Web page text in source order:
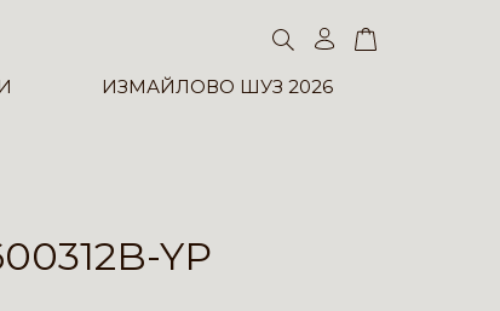
ИЗМАЙЛОВО ШУЗ 2026
YP